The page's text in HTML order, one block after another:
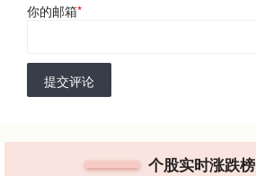
你的邮箱*
提交评论
个股实时涨跌榜